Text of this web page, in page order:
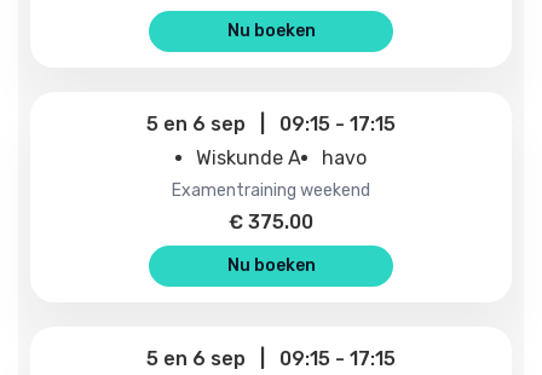
Nu boeken
5 en 6 sep 09:15 - 17:15
Wiskunde A
havo
examentraining weekend
€ 375.00
Nu boeken
5 en 6 sep 09:15 - 17:15